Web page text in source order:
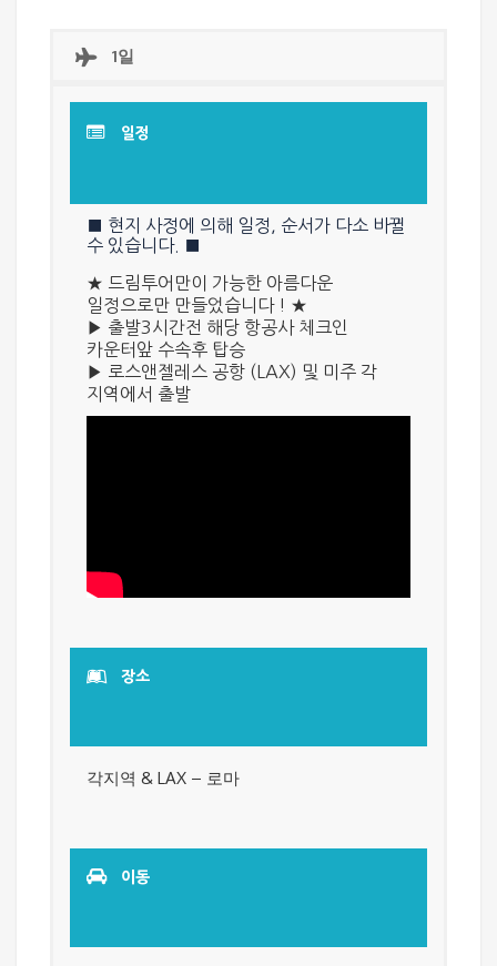
1일
일정
■ 현지 사정에 의해 일정, 순서가 다소 바뀔
수 있습니다. ■
★ 드림투어만이 가능한 아름다운
일정으로만 만들었습니다 ! ★
▶ 출발3시간전 해당 항공사 체크인
카운터앞 수속후 탑승
▶ 로스앤젤레스 공항 (LAX) 및 미주 각
지역 에서 출발
장소
각지역 & LAX – 로마
이동